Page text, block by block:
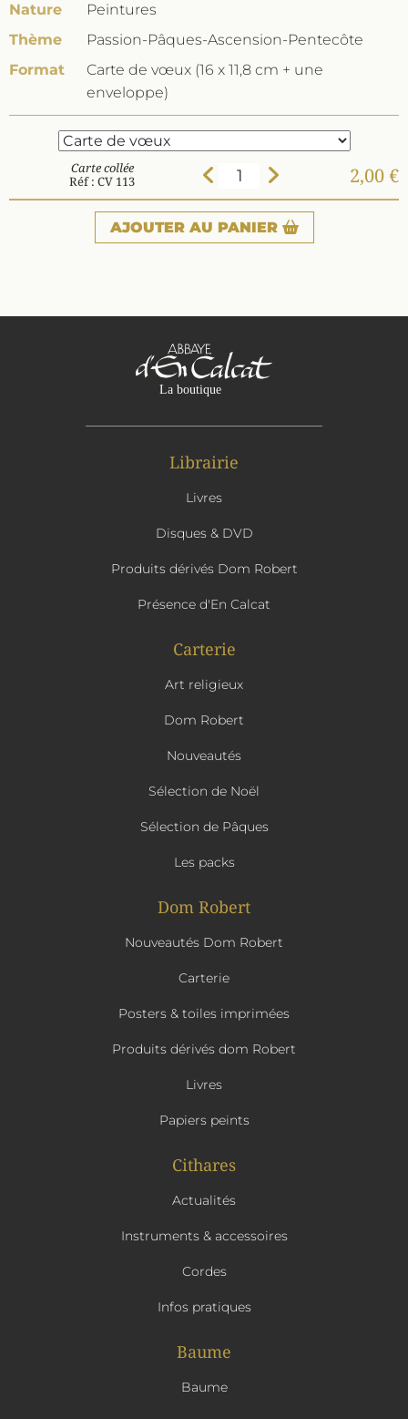
Nature
Peintures
Thème
Passion-Pâques-Ascension-Pentecôte
Format
Carte de vœux (16 x 11,8 cm + une
enveloppe)
Carte collée
Réf : CV 113
2,00 €
AJOUTER AU PANIER
Librairie
Livres
Disques & DVD
Produits dérivés Dom Robert
Présence d'En Calcat
Carterie
Art religieux
Dom Robert
Nouveautés
Sélection de Noël
Sélection de Pâques
Les packs
Dom Robert
Nouveautés Dom Robert
Carterie
Posters & toiles imprimées
Produits dérivés dom Robert
Livres
Papiers peints
Cithares
Actualités
Instruments & accessoires
Cordes
Infos pratiques
Baume
Baume